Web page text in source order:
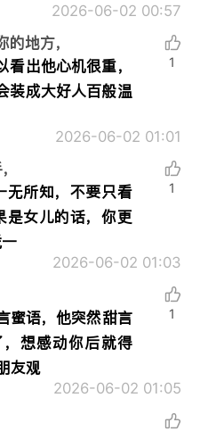
2026-06-02 00:57
地方，
出他心机很重，
装成大好人百般温
2026-06-02 01:01
1
无所知，不要只看
是女儿的话，你更
2026-06-02 01:03
1
蜜语，他突然甜言
想感动你后就得
友观
2026-06-02 01:05
1